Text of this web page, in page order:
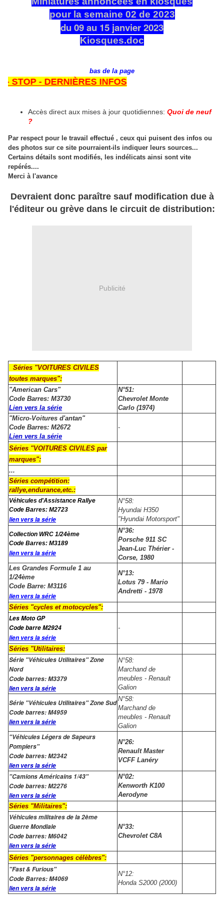
pour la semaine 02 de 2023
du 09 au 15 janvier 2023
Kiosques.doc
bas de la page
- DERNIÈRES INFOS
Accès direct aux mises à jour quotidiennes: Quoi de neuf
?
Par respect pour le travail effectué , ceux qui puisent des infos ou
des photos sur ce site pourraient-ils indiquer leurs sources...
Certains détails sont modifiés, les indélicats ainsi sont vite
repérés....
Merci à l'avance
Devraient donc paraître sauf modification due à
l'éditeur ou grève dans le circuit de distribution:
Publicité
Séries "VOITURES CIVILES
toutes marques":
"American Cars"
Code Barres: M3730
Lien vers la série
N°51:
Chevrolet Monte
Carlo (1974)
"Micro-Voitures d'antan"
Code Barres: M2672
Lien vers la série
-
Séries "VOITURES CIVILES par
marques":
...
Séries compétition:
rallye,endurance,etc.:
Véhicules d'Assistance Rallye
Code Barres: M2723
lien vers la série
N°58:
Hyundai H350
"Hyundai Motorsport"
Collection WRC 1/24ème
Code Barres: M3189
lien vers la série
N°36:
Porsche 911 SC
Jean-Luc Thérier -
Corse, 1980
Les Grandes Formule 1 au
1/24ème
Code Barre: M3116
lien vers la série
N°13:
Lotus 79 - Mario
Andretti - 1978
Séries "cycles et motocycles":
Les Moto GP
Code barre M2924
lien vers la série
-
Séries "Utilitaires:
Série "Véhicules Utilitaires" Zone
Nord
Code barres: M3379
lien vers la série
N°58:
Marchand de
meubles - Renault
Galion
Série "Véhicules Utilitaires" Zone Sud
Code barres: M4959
lien vers la série
N°58:
Marchand de
meubles - Renault
Galion
"Véhicules Légers de Sapeurs
Pompiers"
Code barres: M2342
lien vers la série
N°26:
Renault Master
VCFF Lanéry
"Camions Américains 1/43"
Code barres: M2276
lien vers la série
N°02:
Kenworth K100
Aerodyne
Séries "Militaires":
Véhicules militaires de la 2ème
Guerre Mondiale
Code barres: M6042
lien vers la série
N°33:
Chevrolet C8A
Séries "personnages célèbres":
"Fast & Furious"
Code Barres: M4069
lien vers la série
N°12:
Honda S2000 (2000)